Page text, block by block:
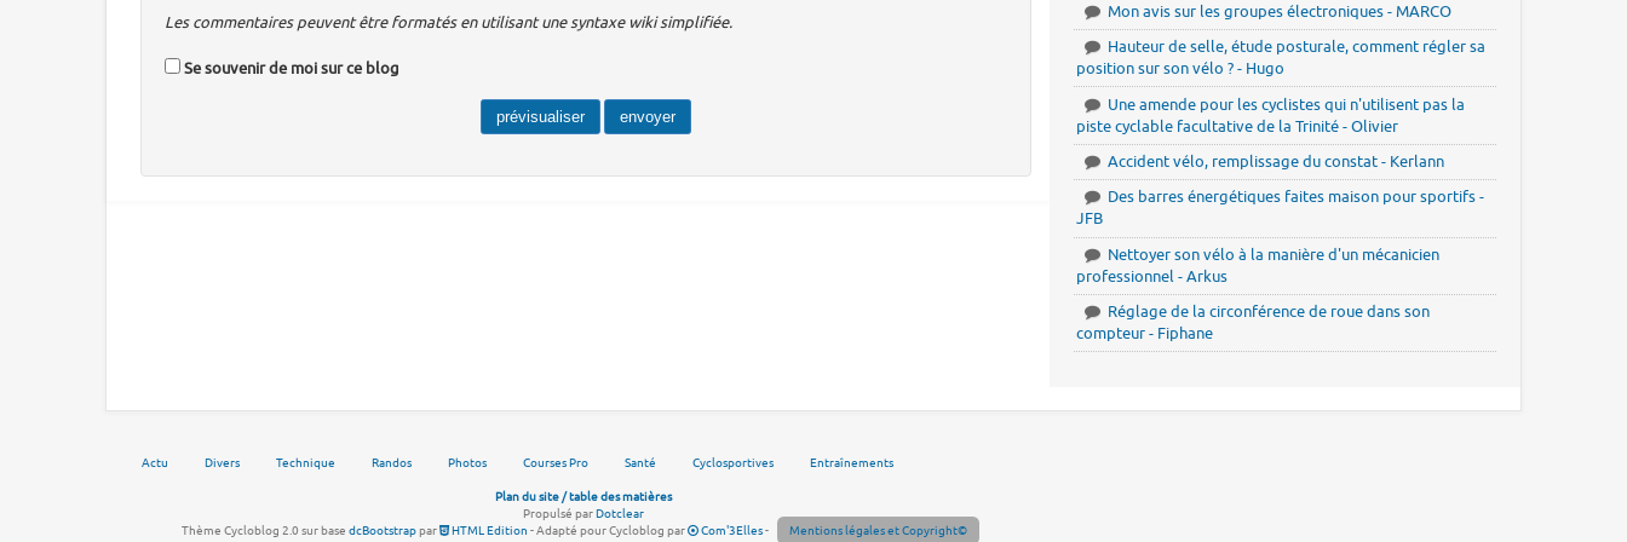
Les commentaires peuvent être formatés en utilisant une syntaxe wiki simplifiée.
Se souvenir de moi sur ce blog
Mon avis sur les groupes électroniques - MARCO
Hauteur de selle, étude posturale, comment régler sa
position sur son vélo ? - Hugo
Une amende pour les cyclistes qui n'utilisent pas la
piste cyclable facultative de la Trinité - Olivier
Accident vélo, remplissage du constat - Kerlann
Des barres énergétiques faites maison pour sportifs -
JFB
Nettoyer son vélo à la manière d'un mécanicien
professionnel - Arkus
Réglage de la circonférence de roue dans son
compteur - Fiphane
Actu Divers Technique Randos Photos Courses Pro Santé Cyclosportives Entraînements
Plan du site / table des matières
Propulsé parDotclear
Thème Cycloblog 2.0 sur base dcBootstrappar HTML Edition - Adapté pour Cycloblog par Com'3Elles- Mentions légales et Copyright©